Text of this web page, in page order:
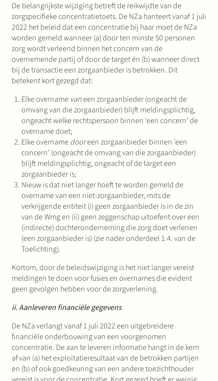
De belangrijkste wijziging betreft de reikwijdte van de
zorgspecifieke concentratietoets. De NZa hanteert vanaf 1 juli
2022 het beleid dat een concentratie bij haar moet de NZa
worden gemeld wanneer (a) door ten minste 50 personen
zorg wordt verleend binnen het concern van de
overnemende partij of door de target én (b) wanneer direct
bij de transactie een zorgaanbieder is betrokken. Dit
betekent kort gezegd dat:
Elke overname vaneen zorgaanbieder (ongeacht de
omvang van die zorgaanbieder) blijft meldingsplichtig,
ongeacht welke rechtspersoon binnen ‘een concern’ de
overname doet;
Elke overname dooreen zorgaanbieder binnen ‘een
concern’ (ongeacht de omvang van die zorgaanbieder)
blijft meldingsplichtig, ongeacht of de target een
zorgaanbieder is;
Nieuw is dat niet langer hoeft te worden gemeld de
overname van een niet-zorgaanbieder, mits de
verkrijgende entiteit (i) geen zorgaanbieder is in de zin
van de Wmg en (ii) geen zeggenschap uitoefent over een
(indirecte) dochteronderneming die zorg doet verlenen
(een zorgaanbieder is) (zie nader onderdeel 1.4. van de
Toelichting).
Kortom, door de beleidswijziging is het niet langer vereist
meldingen te doen voor fusies en overnames die evident
geen gevolgen hebben voor de zorgverlening.
ii. Aanleveren financiële gegevens
De NZa verlangt vanaf 1 juli 2022 een uitgebreidere
financiële onderbouwing van een voorgenomen
concentratie. De aan te leveren informatie hangt in de kern
af van (a) het exploitatieresultaat van de betrokken partijen
en (b) of ook goedkeuring van een andere toezichthouder